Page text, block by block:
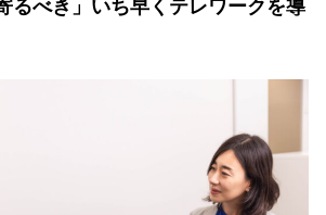
るべき」いち早くテレワークを導